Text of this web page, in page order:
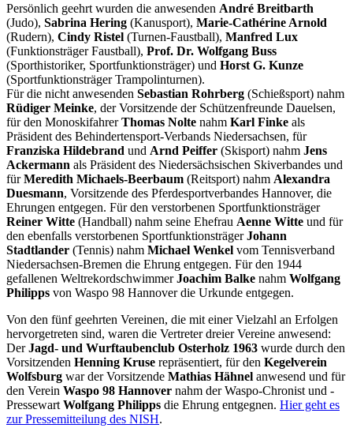
Persönlich geehrt wurden die anwesenden André Breitbarth
(Judo), Sabrina Hering (Kanusport), Marie-Cathérine Arnold
(Rudern), Cindy Ristel (Turnen-Faustball), Manfred Lux
(Funktionsträger Faustball), Prof. Dr. Wolfgang Buss
(Sporthistoriker, Sportfunktionsträger) und Horst G. Kunze
(Sportfunktionsträger Trampolinturnen).
Für die nicht anwesenden Sebastian Rohrberg (Schießsport) nahm
Rüdiger Meinke, der Vorsitzende der Schützenfreunde Dauelsen,
für den MonoskifahrerThomas Nolte nahm Karl Finke als
Präsident des Behindertensport-Verbands Niedersachsen, für
Franziska Hildebrand und Arnd Peiffer (Skisport) nahm Jens
Ackermann als Präsident des Niedersächsischen Skiverbandes und
fürMeredith Michaels-Beerbaum (Reitsport) nahm Alexandra
Duesmann, Vorsitzende des Pferdesportverbandes Hannover, die
Ehrungen entgegen. Für den verstorbenen Sportfunktionsträger
Reiner Witte (Handball) nahm seine Ehefrau Aenne Witte und für
den ebenfalls verstorbenen SportfunktionsträgerJohann
Stadtlander (Tennis) nahm Michael Wenkel vom Tennisverband
Niedersachsen-Bremen die Ehrung entgegen. Für den 1944
gefallenen WeltrekordschwimmerJoachim Balke nahm Wolfgang
Philipps von Waspo 98 Hannover die Urkunde entgegen.
Von den fünf geehrten Vereinen, die mit einer Vielzahl an Erfolgen
hervorgetreten sind, waren die Vertreter dreier Vereine anwesend:
DerJagd- und Wurftaubenclub Osterholz 1963 wurde durch den
Vorsitzenden Henning Kruse repräsentiert, für den Kegelverein
Wolfsburg war der Vorsitzende Mathias Hähnel anwesend und für
den Verein Waspo 98 Hannover nahm der Waspo-Chronist und -
Pressewart Wolfgang Philipps die Ehrung entgegnen. Hier geht es
zur Pressemitteilung des NISH.